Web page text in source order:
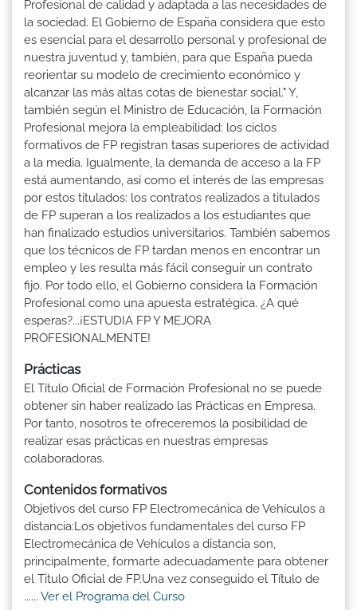
Profesional de calidad y adaptada a las necesidades de
la sociedad. El Gobierno de España considera que esto
es esencial para el desarrollo personal y profesional de
nuestra juventud y, también, para que España pueda
reorientar su modelo de crecimiento económico y
alcanzar las más altas cotas de bienestar social." Y,
también según el Ministro de Educación, la Formación
Profesional mejora la empleabilidad: los ciclos
formativos de FP registran tasas superiores de actividad
a la media. Igualmente, la demanda de acceso a la FP
está aumentando, así como el interés de las empresas
por estos titulados: los contratos realizados a titulados
de FP superan a los realizados a los estudiantes que
han finalizado estudios universitarios. También sabemos
que los técnicos de FP tardan menos en encontrar un
empleo y les resulta más fácil conseguir un contrato
fijo. Por todo ello, el Gobierno considera la Formación
Profesional como una apuesta estratégica. ¿A qué
esperas?...¡ESTUDIA FP Y MEJORA
PROFESIONALMENTE!
Prácticas
El Título Oficial de Formación Profesional no se puede
obtener sin haber realizado las Prácticas en Empresa.
Por tanto, nosotros te ofreceremos la posibilidad de
realizar esas prácticas en nuestras empresas
colaboradoras.
Contenidos formativos
Objetivos del curso FP Electromecánica de Vehículos a
distancia:Los objetivos fundamentales del curso FP
Electromecánica de Vehículos a distancia son,
principalmente, formarte adecuadamente para obtener
el Titulo Oficial de FP.Una vez conseguido el Título de
...... Ver el Programa del Curso